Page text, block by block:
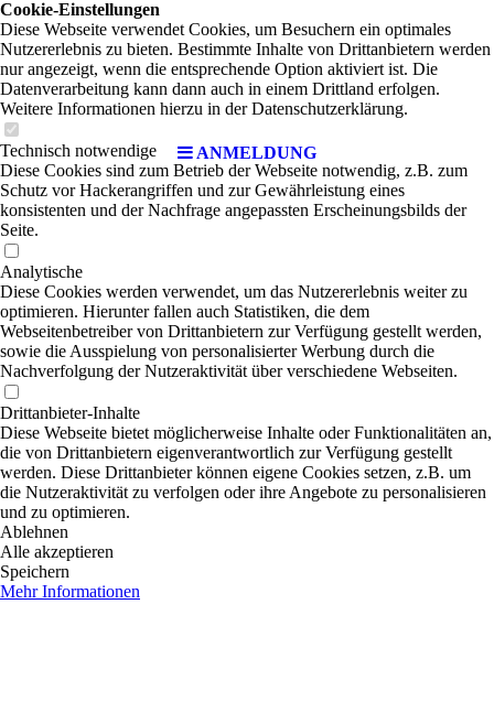
ANMELDUNG
Cookie-Einstellungen
Diese Webseite verwendet Cookies, um Besuchern ein optimales
Nutzererlebnis zu bieten. Bestimmte Inhalte von Drittanbietern werden
nur angezeigt, wenn die entsprechende Option aktiviert ist. Die
Datenverarbeitung kann dann auch in einem Drittland erfolgen.
Weitere Informationen hierzu in der Datenschutzerklärung.
Technisch notwendige
Diese Cookies sind zum Betrieb der Webseite notwendig, z.B. zum
Schutz vor Hackerangriffen und zur Gewährleistung eines
konsistenten und der Nachfrage angepassten Erscheinungsbilds der
Seite.
Analytische
Diese Cookies werden verwendet, um das Nutzererlebnis weiter zu
optimieren. Hierunter fallen auch Statistiken, die dem
Webseitenbetreiber von Drittanbietern zur Verfügung gestellt werden,
sowie die Ausspielung von personalisierter Werbung durch die
Nachverfolgung der Nutzeraktivität über verschiedene Webseiten.
Drittanbieter-Inhalte
Diese Webseite bietet möglicherweise Inhalte oder Funktionalitäten an,
die von Drittanbietern eigenverantwortlich zur Verfügung gestellt
werden. Diese Drittanbieter können eigene Cookies setzen, z.B. um
die Nutzeraktivität zu verfolgen oder ihre Angebote zu personalisieren
und zu optimieren.
Ablehnen
Alle akzeptieren
Speichern
Mehr Informationen